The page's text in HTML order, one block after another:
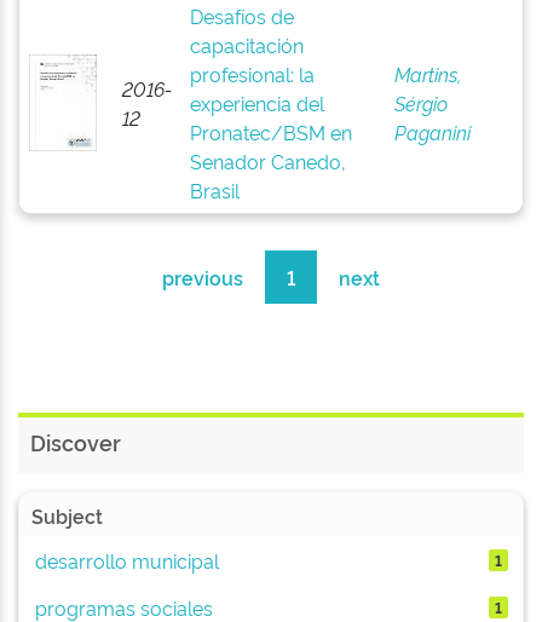
2016-
12
Desafíos de
capacitación
profesional: la
experiencia del
Pronatec/BSM en
Senador Canedo,
Brasil
Martins,
Sérgio
Paganini
previous 1 next
Discover
Subject
desarrollo municipal
1
programas sociales 1